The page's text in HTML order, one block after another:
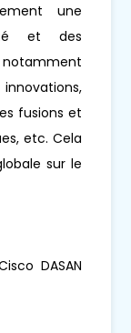
une
et des
fusions et
etc. Cela
sur le
DASAN